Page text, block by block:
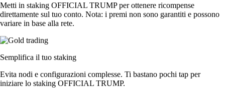
Metti in staking OFFICIAL TRUMP per ottenere ricompense
direttamente sul tuo conto. Nota: i premi non sono garantiti e possono
variare in base alla rete.
Semplifica il tuo staking
Evita nodi e configurazioni complesse. Ti bastano pochi tap per
iniziare lo staking OFFICIAL TRUMP.